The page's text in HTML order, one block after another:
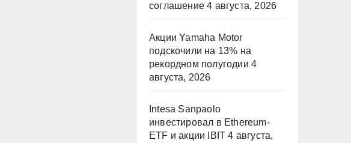
соглашение 4 августа, 2026
Акции Yamaha Motor
подскочили на 13% на
рекордном полугодии 4
августа, 2026
Intesa Sanpaolo
инвестировал в Ethereum-
ETF и акции IBIT 4 августа,